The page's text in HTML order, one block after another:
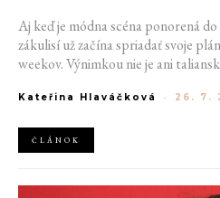
Aj keď je módna scéna ponorená
zákulisí už začína spriadať svoje
weekov. Výnimkou nie je ani
od 22. do 28. septembra privíta
značky Moschino.
Kateřina Hlaváčková - 26. 7.
ČLÁNOK